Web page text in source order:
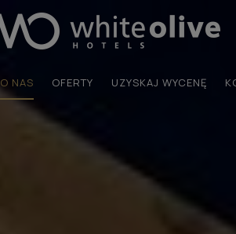
O NAS OFERTY UZYSKAJ WYCENĘ